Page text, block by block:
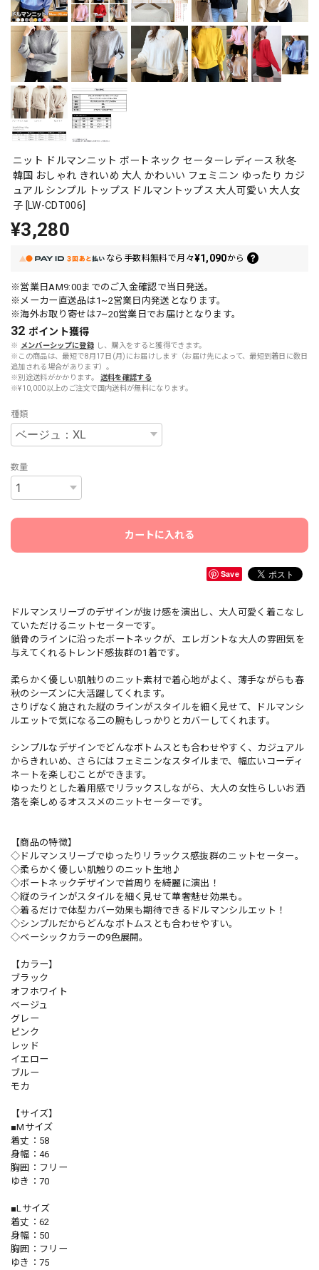
ニット ドルマンニット ボートネック セーターレディース 秋冬
韓国 おしゃれ きれいめ 大人 かわいい フェミニン ゆったり カジ
ュアル シンプル トップス ドルマントップス 大人可愛い 大人女
子 [LW-CDT006]
¥3,280
なら 手数料無料で月々¥1,090から
※営業日AM9:00までのご入金確認で当日発送。
※メーカー直送品は1~2営業日内発送となります。
※海外お取り寄せは7~20営業日でお届けとなります。
32 ポイント獲得
※ メンバーシップに登録 し、購入をすると獲得できます。
※この商品は、最短で8月17日(月)にお届けします（お届け先によって、最短到着日に数日
追加される場合があります）。
※別途送料がかかります。
送料を確認する
※¥10,000以上のご注文で国内送料が無料になります。
種類
数量
カートに入れる
Save
ドルマンスリーブのデザインが抜け感を演出し、大人可愛く着こなし
ていただけるニットセーターです。
鎖骨のラインに沿ったボートネックが、エレガントな大人の雰囲気を
与えてくれるトレンド感抜群の1着です。
柔らかく優しい肌触りのニット素材で着心地がよく、薄手ながらも春
秋のシーズンに大活躍してくれます。
さりげなく施された縦のラインがスタイルを細く見せて、ドルマンシ
ルエットで気になる二の腕もしっかりとカバーしてくれます。
シンプルなデザインでどんなボトムスとも合わせやすく、カジュアル
からきれいめ、さらにはフェミニンなスタイルまで、幅広いコーディ
ネートを楽しむことができます。
ゆったりとした着用感でリラックスしながら、大人の女性らしいお洒
落を楽しめるオススメのニットセーターです。
【商品の特徴】
◇ドルマンスリーブでゆったりリラックス感抜群のニットセーター。
◇柔らかく優しい肌触りのニット生地♪
◇ボートネックデザインで首周りを綺麗に演出！
◇縦のラインがスタイルを細く見せて華奢魅せ効果も。
◇着るだけで体型カバー効果も期待できるドルマンシルエット！
◇シンプルだからどんなボトムスとも合わせやすい。
◇ベーシックカラーの9色展開。
【カラー】
ブラック
オフホワイト
ベージュ
グレー
ピンク
レッド
イエロー
ブルー
モカ
【サイズ】
■Mサイズ
着丈：58
身幅：46
胸囲：フリー
ゆき：70
■Lサイズ
着丈：62
身幅：50
胸囲：フリー
ゆき：75